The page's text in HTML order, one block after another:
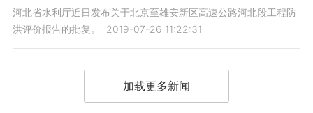
河北省水利厅近日发布关于北京至雄安新区高速公路河北段工程防
洪评价报告的批复。
2019-07-26 11:22:31
加载更多新闻